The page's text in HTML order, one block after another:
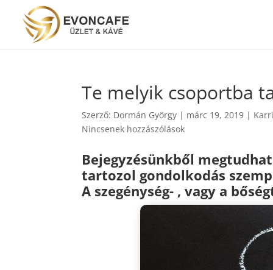
Te melyik csoportba
Szerző: Dormán György | márc 19, 2019 |
Nincsenek hozzászólások
Bejegyzésünkből
tartozol gondolkodás
A szegénység- , vagy a